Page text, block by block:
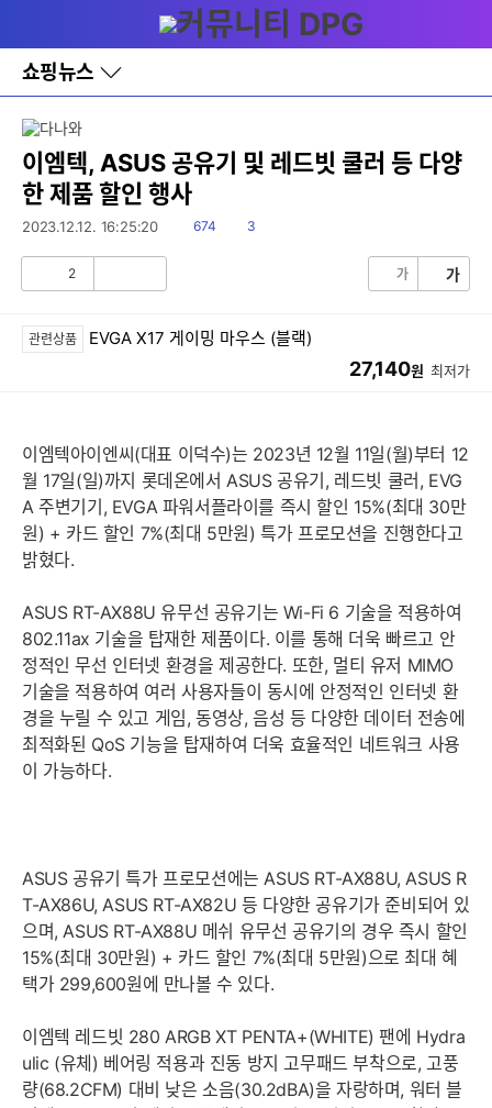
와
홈
쇼핑뉴스
바
로
레
이
어
창
토
이엠텍, ASUS 공유기 및 레드빗 쿨러 등 다양
한 제품 할인 행사
2023.12.12. 16:25:20
읽
674
댓
3
2 가 가
관련상품 EVGA X17 게이밍 마우스 (블랙)
27,140원 최저가
이엠텍아이엔씨(대표 이덕수)는 2023년 12월 11일(월)부터 12
월 17일(일)까지 롯데온에서 ASUS 공유기, 레드빗 쿨러, EVG
A 주변기기, EVGA 파워서플라이를 즉시 할인 15%(최대 30만
원) + 카드 할인 7%(최대 5만원) 특가 프로모션을 진행한다고
밝혔다.
ASUS RT-AX88U 유무선 공유기는 Wi-Fi 6 기술을 적용하여
802.11ax 기술을 탑재한 제품이다. 이를 통해 더욱 빠르고 안
정적인 무선 인터넷 환경을 제공한다. 또한, 멀티 유저 MIMO
기술을 적용하여 여러 사용자들이 동시에 안정적인 인터넷 환
경을 누릴 수 있고 게임, 동영상, 음성 등 다양한 데이터 전송에
최적화된 QoS 기능을 탑재하여 더욱 효율적인 네트워크 사용
이 가능하다.
ASUS 공유기 특가 프로모션에는 ASUS RT-AX88U, ASUS R
T-AX86U, ASUS RT-AX82U 등 다양한 공유기가 준비되어 있
으며, ASUS RT-AX88U 메쉬 유무선 공유기의 경우 즉시 할인
15%(최대 30만원) + 카드 할인 7%(최대 5만원)으로 최대 혜
택가 299,600원에 만나볼 수 있다.
이엠텍 레드빗 280 ARGB XT PENTA+(WHITE) 팬에 Hydra
ulic (유체) 베어링 적용과 진동 방지 고무패드 부착으로, 고풍
량(68.2CFM) 대비 낮은 소음(30.2dBA)을 자랑하며, 워터 블